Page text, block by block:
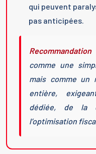
qui peuvent
pas anticipées.
comme une
mais comme un
entière,
dédiée, de la
l’optimisation